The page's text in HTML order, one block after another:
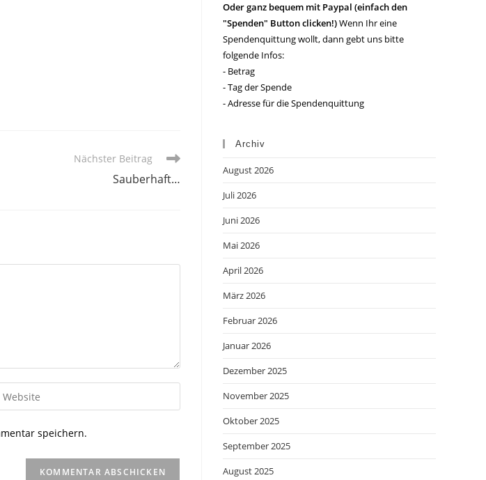
Nächster Beitrag
Sauberhaft…
Gib
speichern.
Oder ganz bequem mit Paypal (einfach den
"Spenden" Button clicken!)Wenn Ihr eine
Spendenquittung wollt, dann gebt uns bitte
folgende Infos:
- Betrag
- Tag der Spende
- Adresse für die Spendenquittung
Archiv
August 2026
Juli 2026
Juni 2026
Mai 2026
April 2026
März 2026
Februar 2026
Januar 2026
Dezember 2025
November 2025
Oktober 2025
September 2025
August 2025